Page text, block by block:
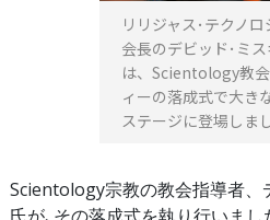
リリジャス･テクノ
会長のデビッド･ミ
は、Scientology教
ィーの落成式で大き
ステージに登場しま
Scientology宗教の教会指導者、